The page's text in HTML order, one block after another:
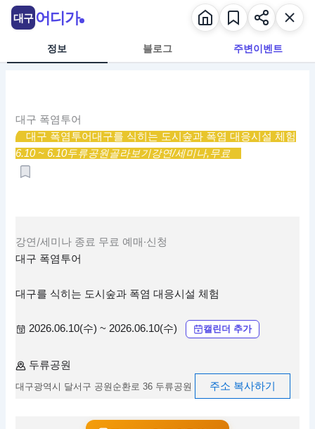
정보 블로그 주변이벤트
대구 폭염투어
대구 폭염투어대구를 식히는 도시숲과 폭염 대응시설 체험
6.10 ~ 6.10두류공원골라보기강연/세미나,무료
강연/세미나 종료 무료 예매·신청
대구 폭염투어
대구를 식히는 도시숲과 폭염 대응시설 체험
2026.06.10(수) ~ 2026.06.10(수) 캘린더 추가
두류공원
대구광역시 달서구 공원순환로 36 두류공원 주소 복사하기
대구 어디가